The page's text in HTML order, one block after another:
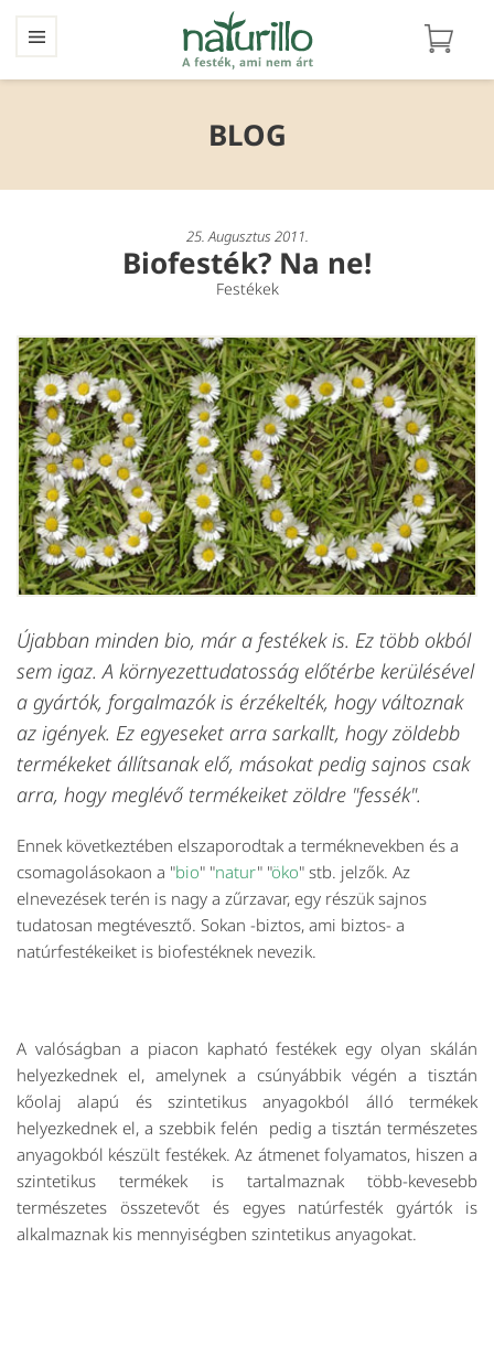
BLOG
25. Augusztus 2011.
Biofesték? Na ne!
Festékek
Újabban minden bio, már a festékek is. Ez több okból
sem igaz. A környezettudatosság előtérbe kerülésével
a gyártók, forgalmazók is érzékelték, hogy változnak
az igények. Ez egyeseket arra sarkallt, hogy zöldebb
termékeket állítsanak elő, másokat pedig sajnos csak
arra, hogy meglévő termékeiket zöldre "fessék".
Ennek következtében elszaporodtak a terméknevekben és a
csomagolásokaon a "bio" "natur" "öko" stb. jelzők. Az
elnevezések terén is nagy a zűrzavar, egy részük sajnos
tudatosan megtévesztő. Sokan -biztos, ami biztos- a
natúrfestékeiket is biofestéknek nevezik.
A valóságban a piacon kapható festékek egy olyan skálán
helyezkednek el, amelynek a csúnyábbik végén a tisztán
kőolaj alapú és szintetikus anyagokból álló termékek
helyezkednek el, a szebbik felén pedig a tisztán természetes
anyagokból készült festékek. Az átmenet folyamatos, hiszen a
szintetikus termékek is tartalmaznak több-kevesebb
természetes összetevőt és egyes natúrfesték gyártók is
alkalmaznak kis mennyiségben szintetikus anyagokat.